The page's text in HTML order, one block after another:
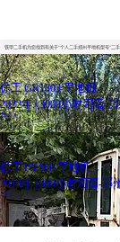
铁甲二手机为您找到有关于“个人二手郑州平地机型号”二
徐工 GR1803 平地机
2022年 | 3000小时河南-
26.5万
徐工 PY180 平地机
2010年 | 800小时河南-郑
13
为您推荐